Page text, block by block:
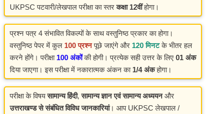
UKPSC पटवारी/लेखपाल परीक्षा का स्तरकक्षा 12वींहोगा।
प्रश्न पत्र 4 संभावित विकल्पों के साथ वस्तुनिष्ठ प्रकार का होगा।
वस्तुनिष्ठ पेपर में कुल 100 प्रश्नपूछे जाएंगे और 120 मिनटके भीतर हल
करने होंगे। परीक्षा 100 अंकोंकी होगी। प्रत्येक सही उत्तर के लिए 01 अंक
दिया जाएगा। इस परीक्षा में नकारात्मक अंकन का 1/4 अंकहोगा।
परीक्षा के विषयसामान्य हिंदी,सामान्य ज्ञान एवं सामान्य अध्ययनऔर
उत्तराखण्डसेसंबंधितविविधजानकारियां। आप UKPSC लेखपाल /